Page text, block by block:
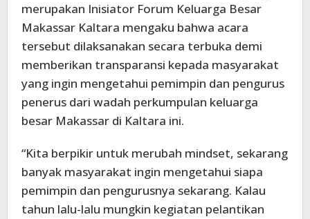
merupakan Inisiator Forum Keluarga Besar
Makassar Kaltara mengaku bahwa acara
tersebut dilaksanakan secara terbuka demi
memberikan transparansi kepada masyarakat
yang ingin mengetahui pemimpin dan pengurus
penerus dari wadah perkumpulan keluarga
besar Makassar di Kaltara ini.
“Kita berpikir untuk merubah mindset, sekarang
banyak masyarakat ingin mengetahui siapa
pemimpin dan pengurusnya sekarang. Kalau
tahun lalu-lalu mungkin kegiatan pelantikan